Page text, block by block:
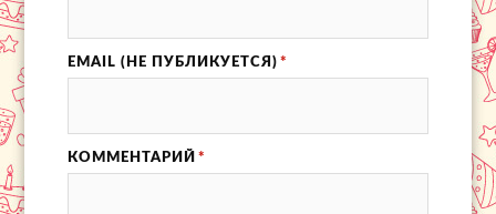
EMAIL (НЕ ПУБЛИКУЕТСЯ) *
КОММЕНТАРИЙ *